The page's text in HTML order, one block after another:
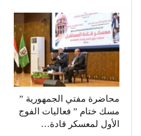
محاضرة مفتي الجمهورية ”
مسك ختام ” فعاليات الفوج
الأول لمعسكر قادة…